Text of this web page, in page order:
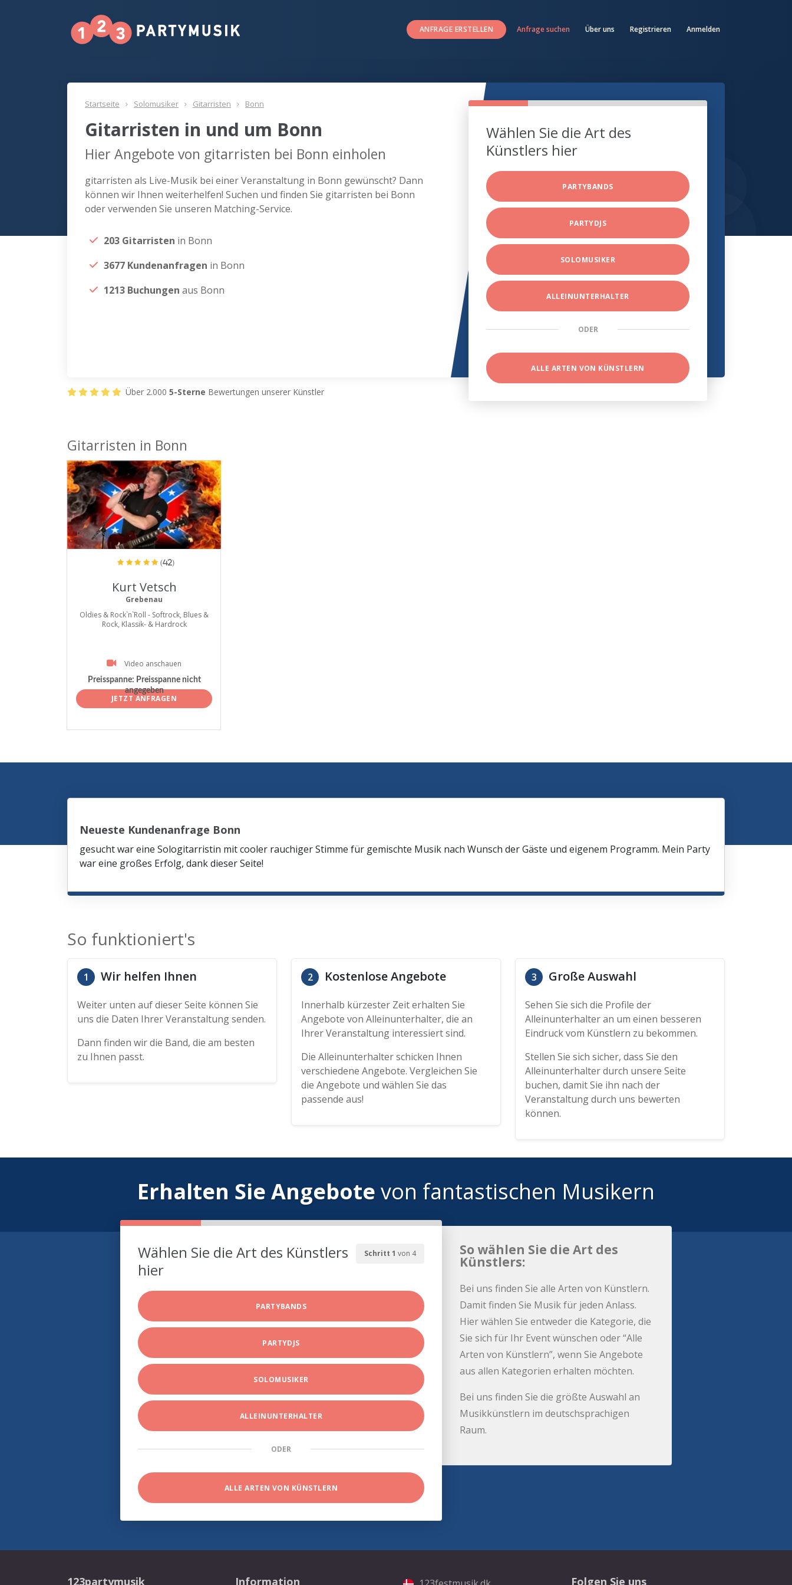
ANFRAGE ERSTELLEN Anfrage suchen Über uns Registrieren Anmelden
Startseite Solomusiker Gitarristen Bonn
Gitarristen in und um Bonn
Hier Angebote von gitarristen bei Bonn einholen
gitarristen als Live-Musik bei einer Veranstaltung in Bonn gewünscht? Dann
können wir Ihnen weiterhelfen! Suchen und finden Sie gitarristen bei Bonn
oder verwenden Sie unseren Matching-Service.
203 Gitarristen in Bonn
3677 Kundenanfragen in Bonn
1213 Buchungen aus Bonn
Wählen Sie die Art des
Künstlers hier
PARTYBANDS
PARTYDJS
SOLOMUSIKER
ALLEINUNTERHALTER
ODER
ALLE ARTEN VON KÜNSTLERN
Über 2.000 5-Sterne Bewertungen unserer Künstler
Gitarristen in Bonn
ProArtist
(42)
Kurt Vetsch
Grebenau
Oldies & Rock`n`Roll - Softrock, Blues &
Rock, Klassik- & Hardrock
Video anschauen
Preisspanne: Preisspanne nicht
angegeben
JETZT ANFRAGEN
Neueste Kundenanfrage Bonn
gesucht war eine Sologitarristin mit cooler rauchiger Stimme für gemischte Musik nach Wunsch der Gäste und eigenem Programm. Mein Party
war eine großes Erfolg, dank dieser Seite!
So funktioniert's
1 Wir helfen Ihnen
Weiter unten auf dieser Seite können Sie
uns die Daten Ihrer Veranstaltung senden.
Dann finden wir die Band, die am besten
zu Ihnen passt.
2 Kostenlose Angebote
Innerhalb kürzester Zeit erhalten Sie
Angebote von Alleinunterhalter, die an
Ihrer Veranstaltung interessiert sind.
Die Alleinunterhalter schicken Ihnen
verschiedene Angebote. Vergleichen Sie
die Angebote und wählen Sie das
passende aus!
3 Große Auswahl
Sehen Sie sich die Profile der
Alleinunterhalter an um einen besseren
Eindruck vom Künstlern zu bekommen.
Stellen Sie sich sicher, dass Sie den
Alleinunterhalter durch unsere Seite
buchen, damit Sie ihn nach der
Veranstaltung durch uns bewerten
können.
Erhalten Sie Angebote von fantastischen Musikern
Schritt 1 von 4
Wählen Sie die Art des Künstlers
hier
PARTYBANDS
PARTYDJS
SOLOMUSIKER
ALLEINUNTERHALTER
ODER
ALLE ARTEN VON KÜNSTLERN
So wählen Sie die Art des
Künstlers:
Bei uns finden Sie alle Arten von Künstlern.
Damit finden Sie Musik für jeden Anlass.
Hier wählen Sie entweder die Kategorie, die
Sie sich für Ihr Event wünschen oder “Alle
Arten von Künstlern”, wenn Sie Angebote
aus allen Kategorien erhalten möchten.
Bei uns finden Sie die größte Auswahl an
Musikkünstlern im deutschsprachigen
Raum.
123partymusik Information Folgen Sie uns